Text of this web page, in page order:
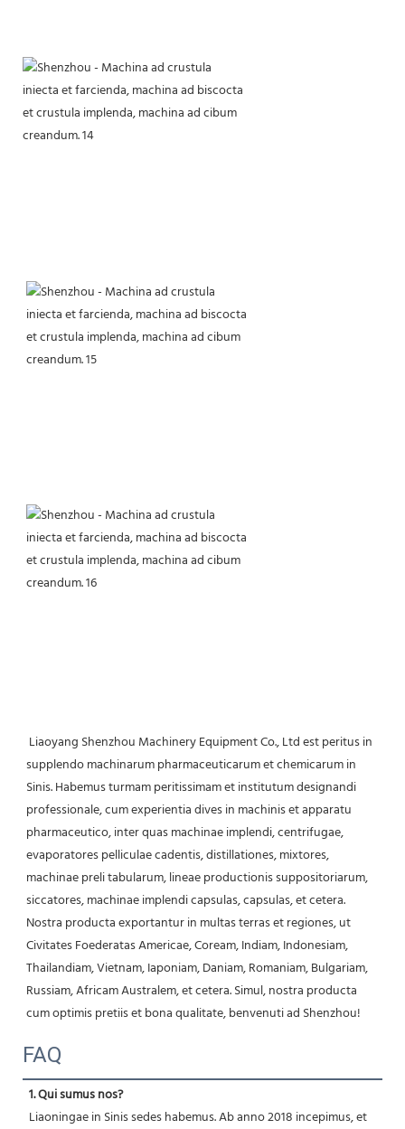
supplendo machinarum pharmaceuticarum et chemicarum in
Sinis. Habemus turmam peritissimam et institutum designandi
professionale, cum experientia dives in machinis et apparatu
pharmaceutico, inter quas machinae implendi, centrifugae,
evaporatores pelliculae cadentis, distillationes, mixtores,
machinae preli tabularum, lineae productionis suppositoriarum,
siccatores, machinae implendi capsulas, capsulas, et cetera.
Nostra producta exportantur in multas terras et regiones, ut
Civitates Foederatas Americae, Coream, Indiam, Indonesiam,
Thailandiam, Vietnam, Iaponiam, Daniam, Romaniam, Bulgariam,
Russiam, Africam Australem, et cetera. Simul, nostra producta
cum optimis pretiis et bona qualitate, benvenuti ad Shenzhou!
FAQ
1. Qui sumus nos?